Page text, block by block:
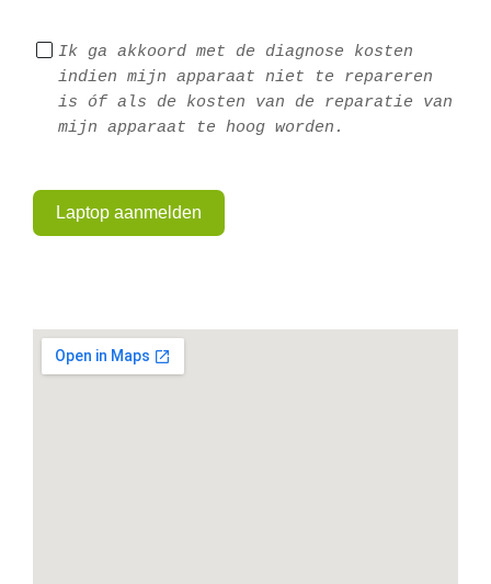
Ik ga akkoord met de diagnose kosten
indien mijn apparaat niet te repareren
is óf als de kosten van de reparatie van
mijn apparaat te hoog worden.
Laptop aanmelden